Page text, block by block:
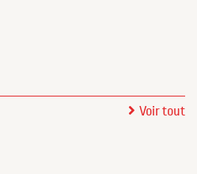
Voir tout